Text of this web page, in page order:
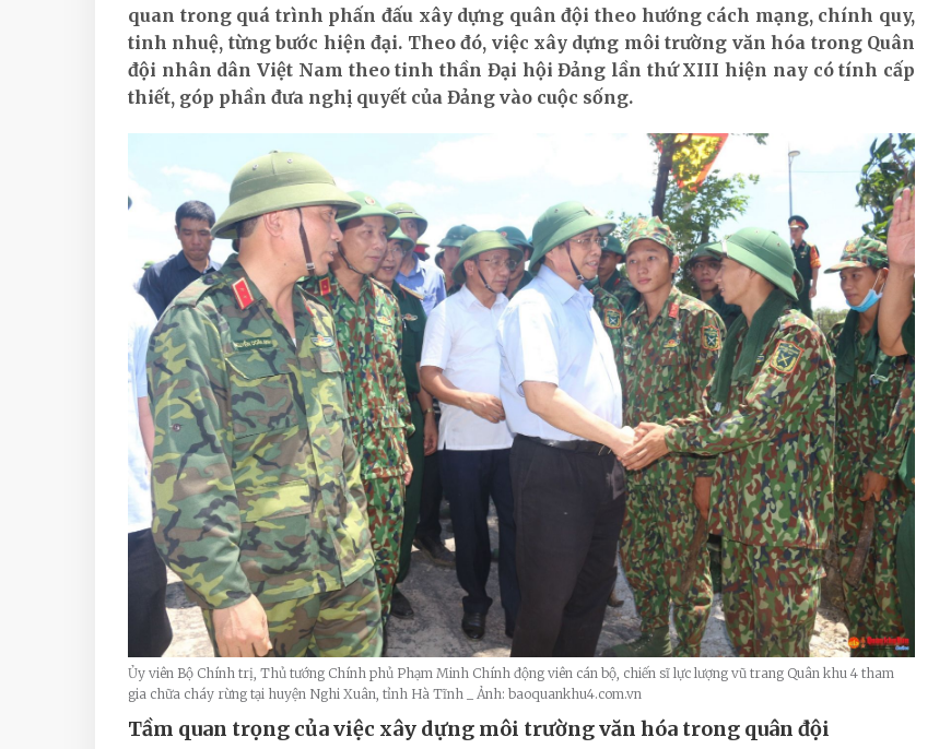
quan trong quá trình phấn đấu xây dựng quân đội theo hướng cách mạng, chính quy,
tinh nhuệ, từng bước hiện đại. Theo đó, việc xây dựng môi trường văn hóa trong Quân
đội nhân dân Việt Nam theo tinh thần Đại hội Đảng lần thứ XIII hiện nay có tính cấp
thiết, góp phần đưa nghị quyết của Đảng vào cuộc sống.
Ủy viên Bộ Chính trị, Thủ tướng Chính phủ Phạm Minh Chính động viên cán bộ, chiến sĩ lực lượng vũ trang Quân khu 4 tham
gia chữa cháy rừng tại huyện Nghi Xuân, tỉnh Hà Tĩnh _ Ảnh: baoquankhu4.com.vn
Tầm quan trọng của việc xây dựng môi trường văn hóa trong quân đội